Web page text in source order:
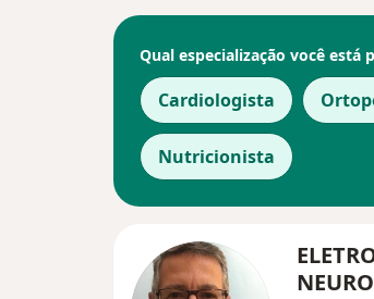
Qual especialização você está
Cardiologista
Nutricionista